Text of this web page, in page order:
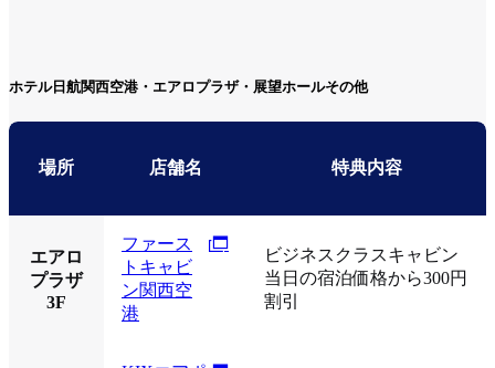
ホテル日航関西空港・エアロプラザ・展望ホールその他
場所 店舗名 特典内容
エアロ
プラザ
3F
ファース
トキャビ
ン関西空
港
ビジネスクラスキャビン
当日の宿泊価格から300円
割引